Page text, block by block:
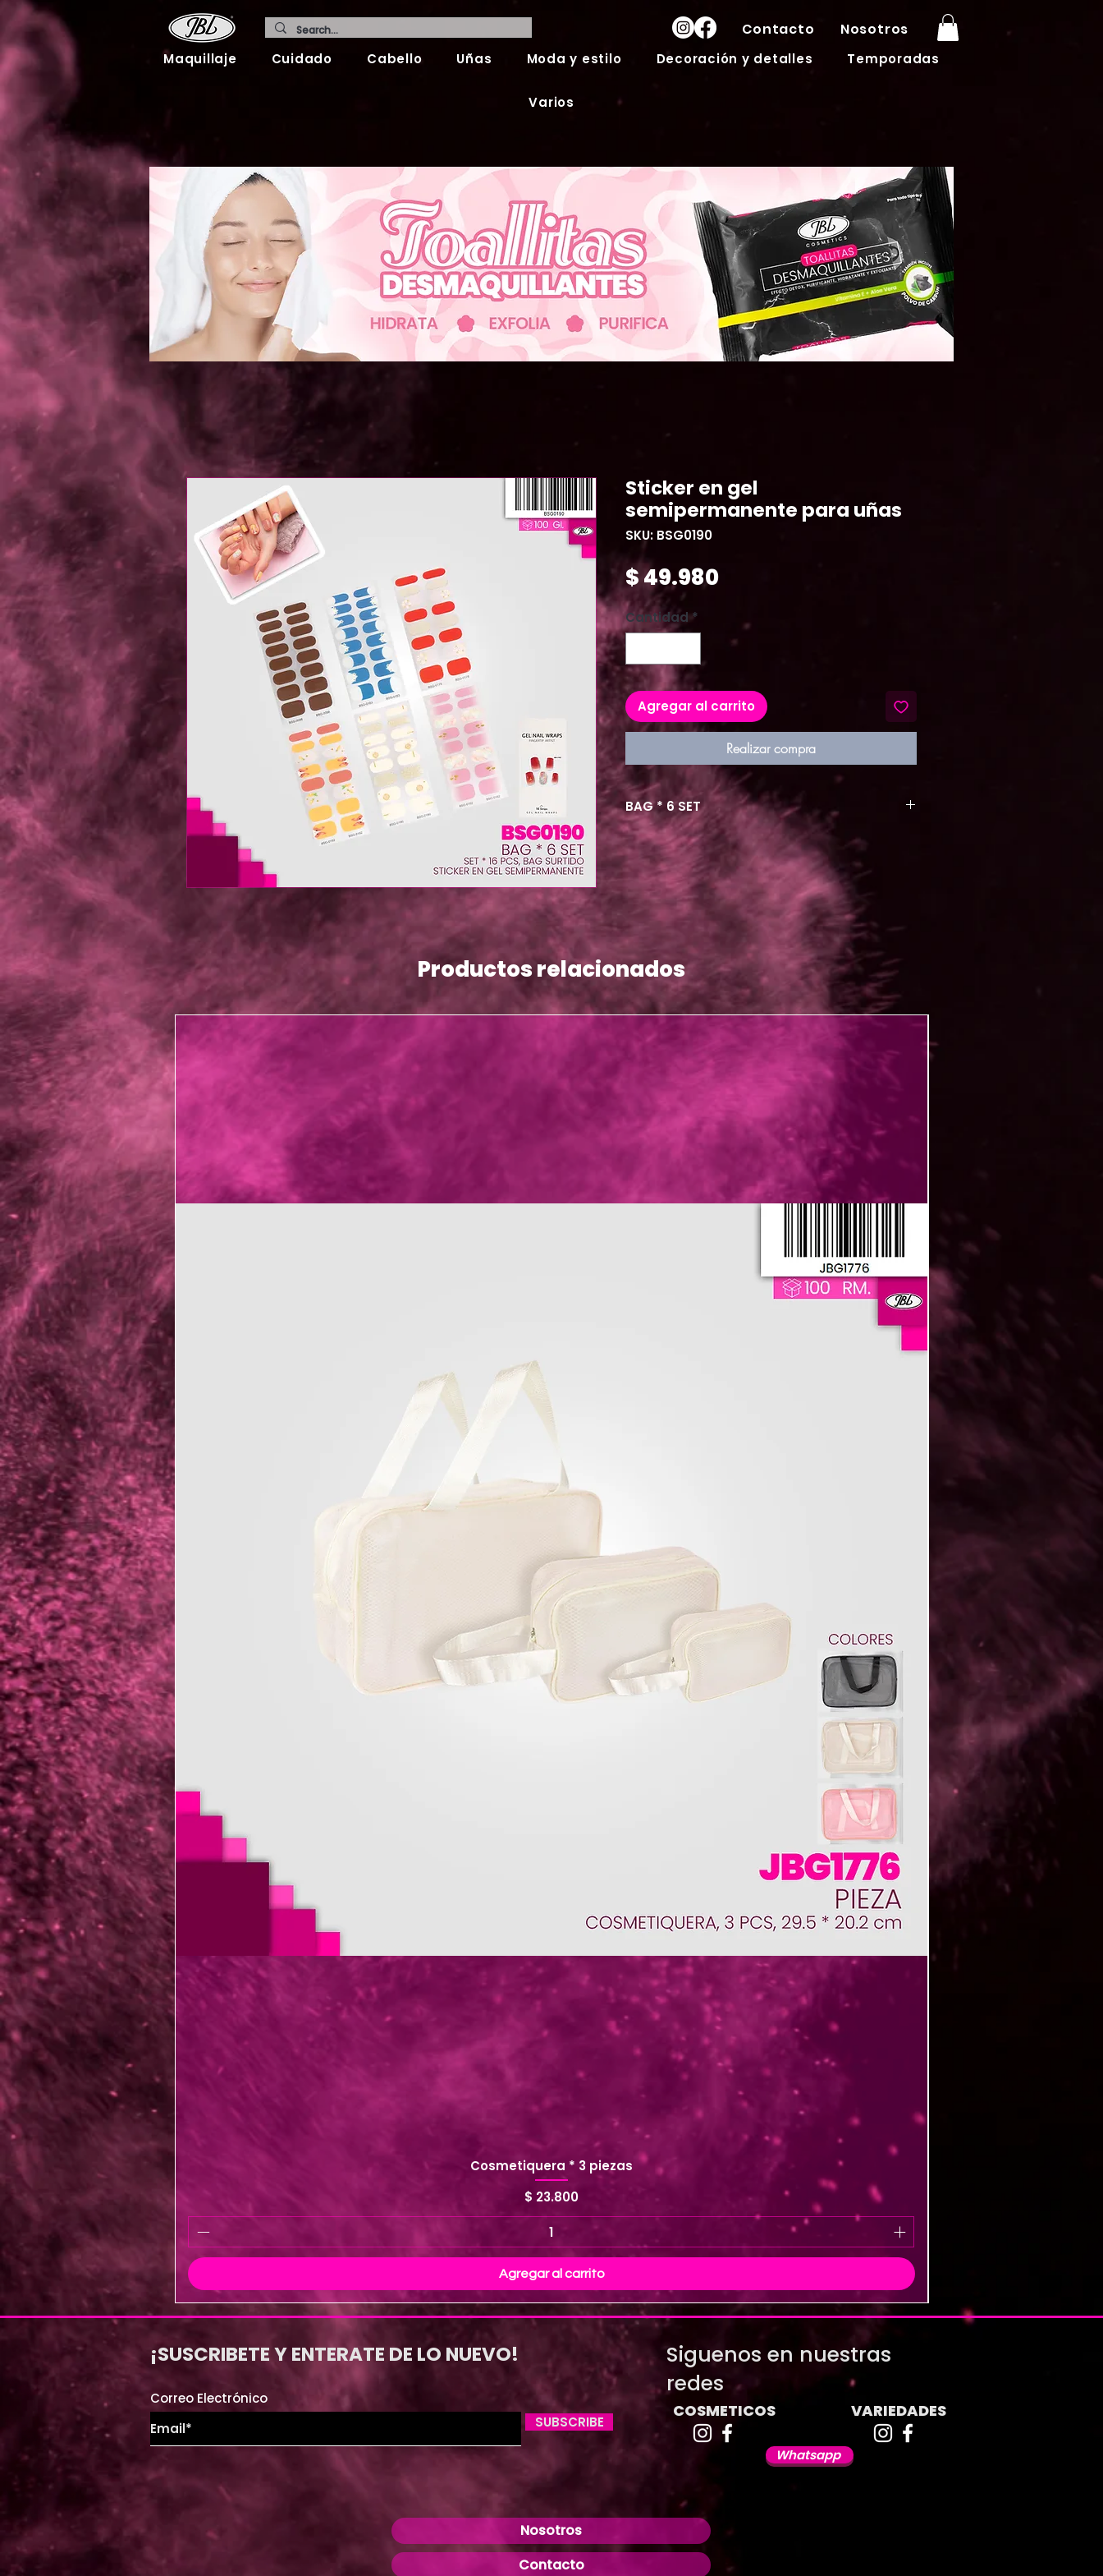
Contacto Nosotros
Maquillaje Cuidado Cabello Uñas Moda y estilo Decoración y detalles Temporadas
Varios
Sticker en gel
semipermanente para uñas
SKU: BSG0190
$ 49.980Precio
Cantidad*
Agregar al carrito
Realizar compra
BAG * 6 SET
Productos relacionados
Cosmetiquera * 3 piezas
Precio
$ 23.800
Agregar al carrito
¡SUSCRIBETE Y ENTERATE DE LO NUEVO!
Correo Electrónico
SUBSCRIBE
Siguenos en nuestras
redes
COSMETICOS VARIEDADES
Whatsapp
Nosotros
Contacto